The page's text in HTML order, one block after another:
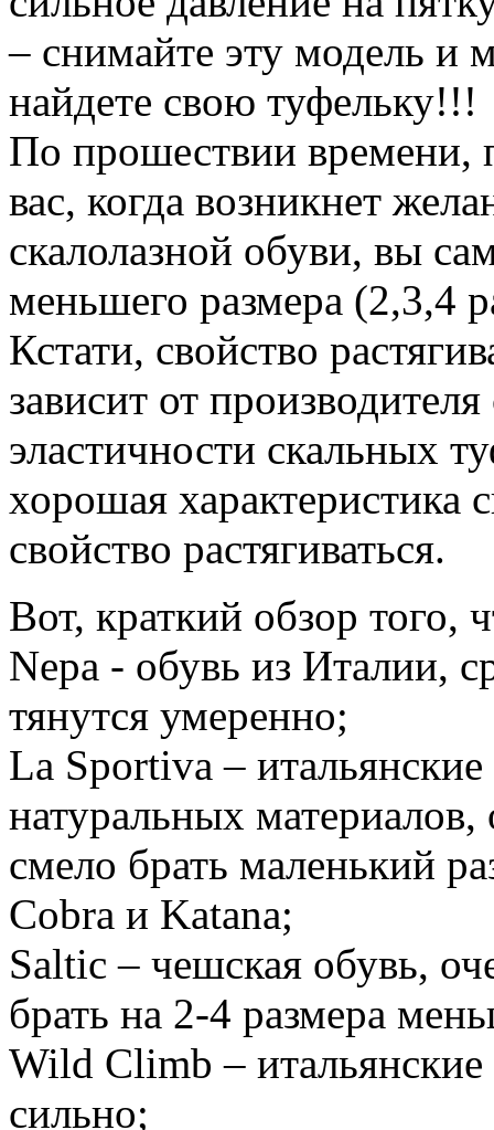
– снимайте эту модель и
найдете свою туфельку!!!
По прошествии времени,
вас, когда возникнет
скалолазной обуви, вы
меньшего размера (2,3,4
Кстати, свойство
зависит от
эластичности скальных
хорошая характеристика
свойство растягиваться.
Вот, краткий обзор того,
Nepa - обувь из Италии,
тянутся умеренно;
La Sportiva –
натуральных
смело брать маленький
Cobra и Katana;
Saltic – чешская обувь,
брать на 2-4 размера
Wild Climb – итальянские
сильно;